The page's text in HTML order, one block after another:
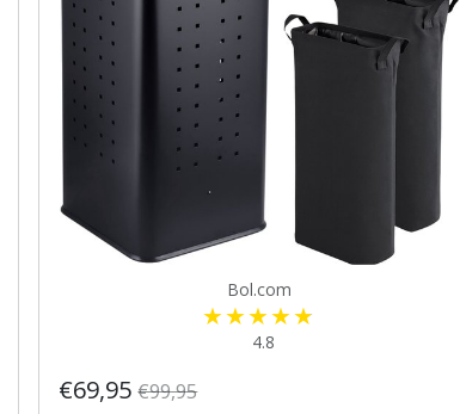
Bol.com
4.8
€69,95€99,95